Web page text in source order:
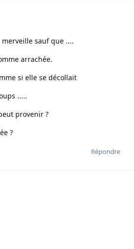
sauf que ....
arrachée.
si elle se décollait
.....
provenir ?
?
Répondre